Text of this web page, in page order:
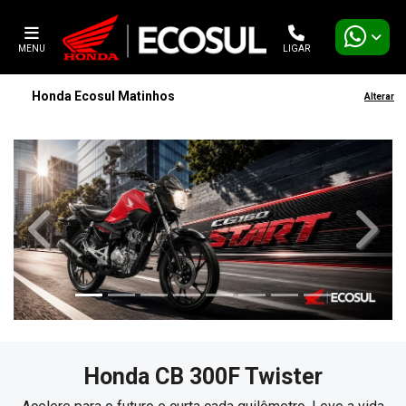
MENU LIGAR
Honda Ecosul Matinhos Alterar
templates.template-
Honda CB 300F Twister